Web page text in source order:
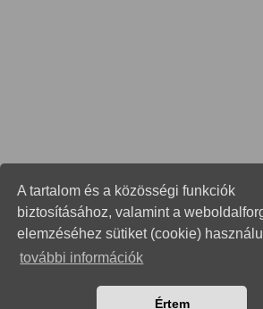
A tartalom és a közösségi funkciók
biztosításához, valamint a
elemzéséhez sütiket (cookie)
további információk
Értem